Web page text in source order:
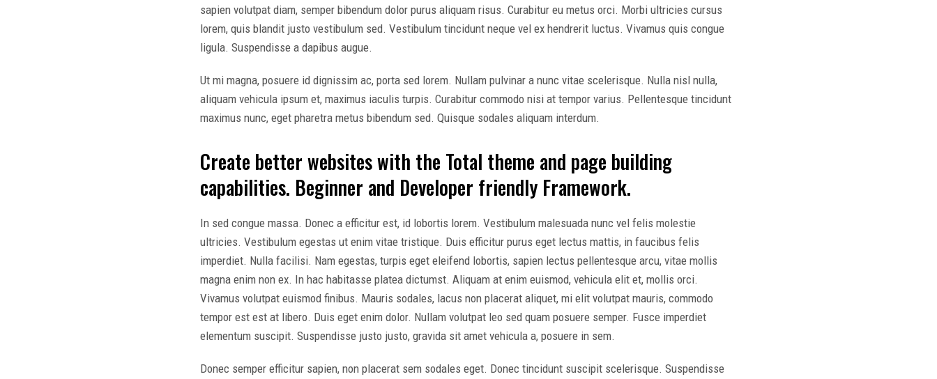
sapien volutpat diam, semper bibendum dolor purus aliquam risus. Curabitur eu metus orci. Morbi ultricies cursus
lorem, quis blandit justo vestibulum sed. Vestibulum tincidunt neque vel ex hendrerit luctus. Vivamus quis congue
ligula. Suspendisse a dapibus augue.
Ut mi magna, posuere id dignissim ac, porta sed lorem. Nullam pulvinar a nunc vitae scelerisque. Nulla nisl nulla,
aliquam vehicula ipsum et, maximus iaculis turpis. Curabitur commodo nisi at tempor varius. Pellentesque tincidunt
maximus nunc, eget pharetra metus bibendum sed. Quisque sodales aliquam interdum.
Create better websites with the Total theme and page building
capabilities. Beginner and Developer friendly Framework.
In sed congue massa. Donec a efficitur est, id lobortis lorem. Vestibulum malesuada nunc vel felis molestie
ultricies. Vestibulum egestas ut enim vitae tristique. Duis efficitur purus eget lectus mattis, in faucibus felis
imperdiet. Nulla facilisi. Nam egestas, turpis eget eleifend lobortis, sapien lectus pellentesque arcu, vitae mollis
magna enim non ex. In hac habitasse platea dictumst. Aliquam at enim euismod, vehicula elit et, mollis orci.
Vivamus volutpat euismod finibus. Mauris sodales, lacus non placerat aliquet, mi elit volutpat mauris, commodo
tempor est est at libero. Duis eget enim dolor. Nullam volutpat leo sed quam posuere semper. Fusce imperdiet
elementum suscipit. Suspendisse justo justo, gravida sit amet vehicula a, posuere in sem.
Donec semper efficitur sapien, non placerat sem sodales eget. Donec tincidunt suscipit scelerisque. Suspendisse